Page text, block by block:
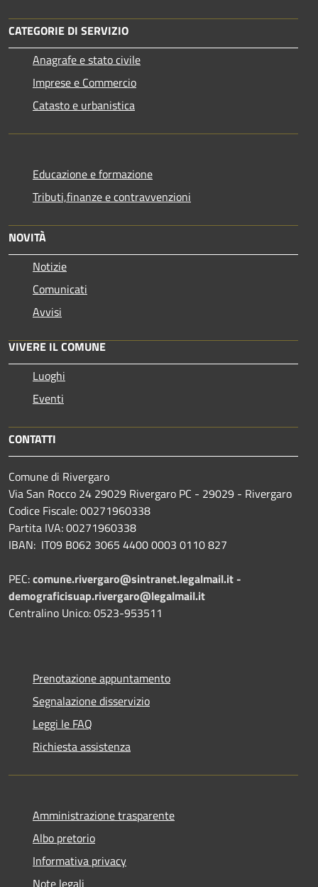
CATEGORIE DI SERVIZIO
Anagrafe e stato civile
Imprese e Commercio
Catasto e urbanistica
Educazione e formazione
Tributi,finanze e contravvenzioni
NOVITÀ
Notizie
Comunicati
Avvisi
VIVERE IL COMUNE
Luoghi
Eventi
CONTATTI
Comune di Rivergaro
Via San Rocco 24 29029 Rivergaro PC - 29029 - Rivergaro
Codice Fiscale: 00271960338
Partita IVA: 00271960338
IBAN: IT09 B062 3065 4400 0003 0110 827
PEC:comune.rivergaro@sintranet.legalmail.it -
demograficisuap.rivergaro@legalmail.it
Centralino Unico: 0523-953511
Prenotazione appuntamento
Segnalazione disservizio
Leggi le FAQ
Richiesta assistenza
Amministrazione trasparente
Albo pretorio
Informativa privacy
Note legali